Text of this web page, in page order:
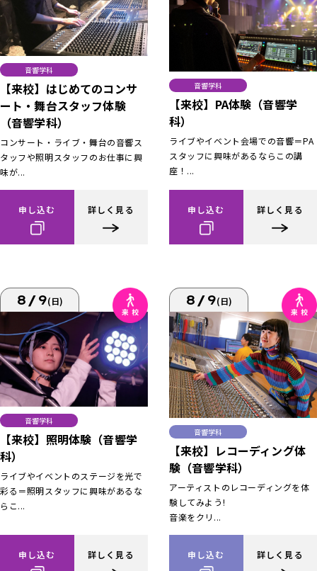
音響学科
【来校】はじめてのコンサ
ート・舞台スタッフ体験
（音響学科）
コンサート・ライブ・舞台の音響ス
タッフや照明スタッフのお仕事に興
味が...
申し込む 詳しく見る
音響学科
【来校】PA体験（音響学
科）
ライブやイベント会場での音響＝PA
スタッフに興味があるならこの講
座！...
申し込む 詳しく見る
8/9(日)
音響学科
【来校】照明体験（音響学
科）
ライブやイベントのステージを光で
彩る＝照明スタッフに興味があるな
らこ...
申し込む 詳しく見る
8/9(日)
音響学科
【来校】レコーディング体
験（音響学科）
アーティストのレコーディングを体
験してみよう!
音楽をクリ...
申し込む 詳しく見る